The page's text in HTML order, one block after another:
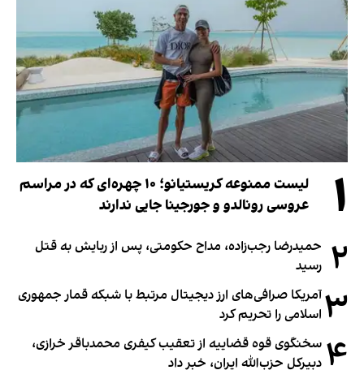
۱
لیست ممنوعه کریستیانو؛ ۱۰ چهره‌ای که در مراسم
عروسی رونالدو و جورجینا جایی ندارند
۲ حمیدرضا رجب‌زاده، مداح حکومتی، پس از ربایش به قتل
رسید
۳آمریکا صرافی‌های ارز دیجیتال مرتبط با شبکه قمار جمهوری
اسلامی را تحریم کرد
۴ سخنگوی قوه قضاییه از تعقیب کیفری محمدباقر خرازی،
دبیر‌کل حزب‌الله ایران، خبر داد